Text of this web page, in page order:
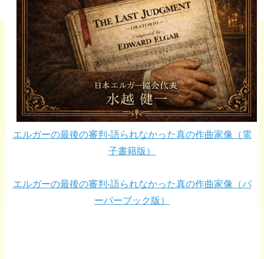
エルガーの最後の審判-語られなかった真の作曲家像（電
子書籍版）
エルガーの最後の審判-語られなかった真の作曲家像（パ
ーパーブック版）